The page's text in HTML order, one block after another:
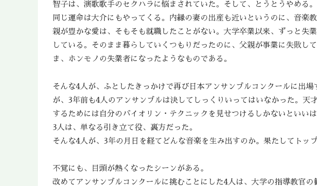
智子は、演歌歌手のセクハラに悩まされていた。そして、とうとうやめる。
同じ運命は大介にもやってくる。内縁の妻の出産も近いというのに、音楽
親が豊かな愛は、そもそも就職したことがない。大学卒業以来、ずっと失
している。そのまま暮らしていくつもりだったのに、父親が事業に失敗し
ま、ホンモノの失業者になったようなものである。
そんな4人が、ふとしたきっかけで再び日本アンサンブルコンクールに出
が、3年前も4人のアンサンブルは決してしっくりいってはいなかった。天
するためには自分のバイオリン・テクニックを見せつけるしかないといい
3人は、単なる引き立て役、裏方だった。
そんな4人が、3年の月日を経てどんな音楽を生み出すのか。果たしてトッ
不覚にも、目頭が熱くなったシーンがある。
改めてアンサンブルコンクールに挑むことにした4人は、大学の指導教官の